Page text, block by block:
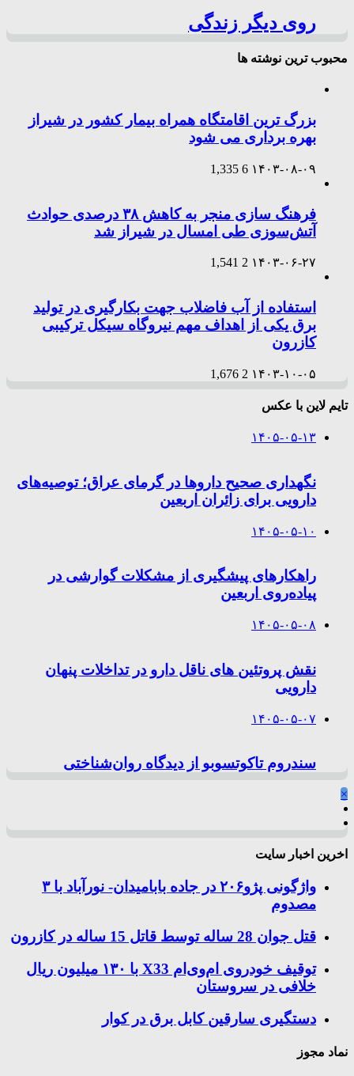
روی دیگر زندگی
محبوب ترین نوشته ها
بزرگ ترین اقامتگاه همراه بیمار کشور در شیراز
بهره برداری می شود
۱۴۰۳-۰۸-۰۹ 6
1,335
فرهنگ سازی منجر به کاهش ۳۸ درصدی حوادث
آتش‌سوزی طی امسال در شیراز شد
۱۴۰۳-۰۶-۲۷ 2
1,541
استفاده از آب فاضلاب جهت بکارگیری در تولید
برق یکی از اهداف مهم نیروگاه سیکل ترکیبی
کازرون
۱۴۰۳-۱۰-۰۵ 2
1,676
تایم لاین با عکس
۱۴۰۵-۰۵-۱۳
نگهداری صحیح داروها در گرمای عراق؛ توصیه‌های
دارویی برای زائران اربعین
۱۴۰۵-۰۵-۱۰
راهکارهای پیشگیری از مشکلات گوارشی در
پیاده‌روی اربعین
۱۴۰۵-۰۵-۰۸
نقش پروتئین های ناقل دارو در تداخلات پنهان
دارویی
۱۴۰۵-۰۵-۰۷
سندروم تاکوتسوبو از دیدگاه روان‌شناختی
×
اخرین اخبار سایت
واژگونی پژو۲۰۶ در جاده بابامیدان- نورآباد با ۳
مصدوم
قتل جوان 28 ساله توسط قاتل 15 ساله در کازرون
توقیف خودروی ام‌وی‌ام X33 با ۱۳۰ میلیون ریال
خلافی در سروستان
دستگیری سارقین کابل برق در کوار
نماد مجوز